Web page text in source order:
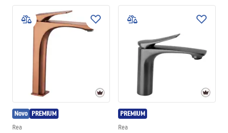
Novo PREMIUM
Rea
PREMIUM
Rea